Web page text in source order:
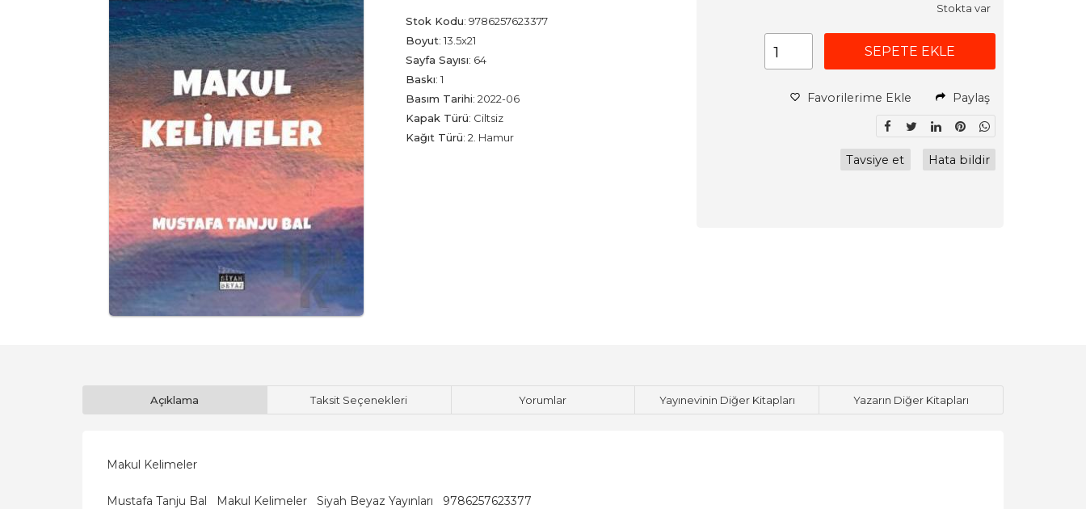
Stok Kodu: 9786257623377
Boyut: 13.5x21
Sayfa Sayısı: 64
Baskı: 1
Basım Tarihi: 2022-06
Kapak Türü: Ciltsiz
Kağıt Türü: 2. Hamur
Stokta var
SEPETE EKLE
Favorilerime Ekle Paylaş
Tavsiye et Hata bildir
Açıklama Taksit Seçenekleri Yorumlar Yayınevinin Diğer Kitapları Yazarın Diğer Kitapları
Makul Kelimeler
Mustafa Tanju Bal Makul Kelimeler Siyah Beyaz Yayınları 9786257623377